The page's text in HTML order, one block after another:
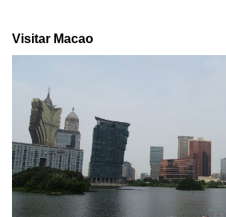
Visitar Macao